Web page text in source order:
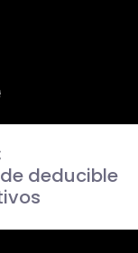
deducible